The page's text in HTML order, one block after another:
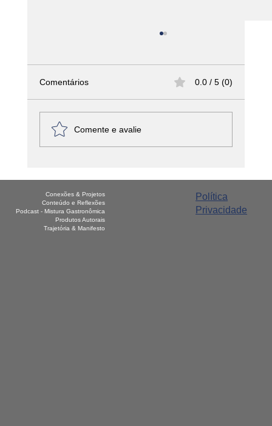
Comentários 0.0 / 5 (0)
Comente e avalie
Política
Privacidade
Conexões & Projetos
Conteúdo e Reflexões
Podcast - Mistura Gastronômica
Produtos Autorais
Trajetória & Manifesto